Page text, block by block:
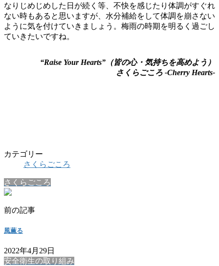
なりじめじめした日が続く等、不快を感じたり体調がすぐれ
ない時もあると思いますが、水分補給をして体調を崩さない
ように気を付けていきましょう。梅雨の時期を明るく過ごし
ていきたいですね。
“Raise Your Hearts”（皆の心・気持ちを高めよう）
さくらごころ -Cherry Hearts-
カテゴリー
さくらごころ
さくらごころ
前の記事
風薫る
2022年4月29日
安全衛生の取り組み